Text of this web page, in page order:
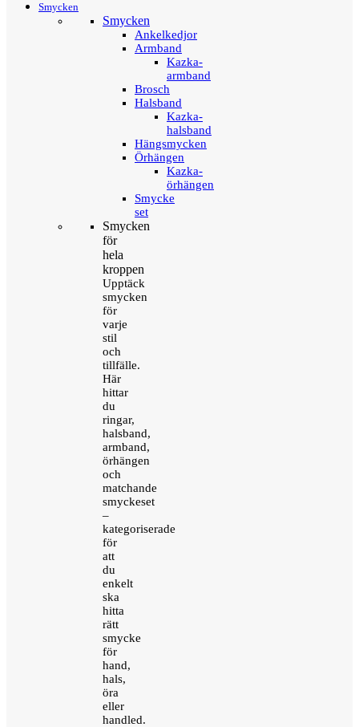
Smycken
Smycken
Ankelkedjor
Armband
Kazka-
armband
Brosch
Halsband
Kazka-
halsband
Hängsmycken
Örhängen
Kazka-
örhängen
Smycke
set
Smycken
för
hela
kroppen
Upptäck
smycken
för
varje
stil
och
tillfälle.
Här
hittar
du
ringar,
halsband,
armband,
örhängen
och
matchande
smyckeset
–
kategoriserade
för
att
du
enkelt
ska
hitta
rätt
smycke
för
hand,
hals,
öra
eller
handled.